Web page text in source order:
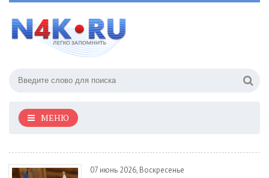
МЕНЮ
07 июнь 2026, Воскресенье